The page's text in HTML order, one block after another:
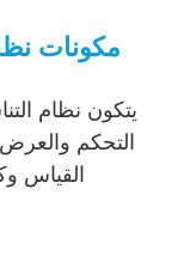
مكونات
يتكون نظام
التحكم
القياس